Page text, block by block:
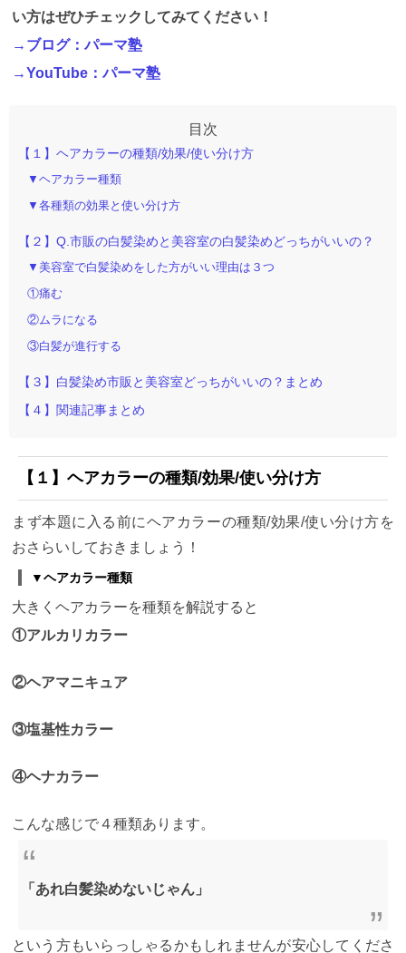
い方はぜひチェックしてみてください！
→ブログ：パーマ塾
→YouTube：パーマ塾
【１】ヘアカラーの種類/効果/使い分け方
▼ヘアカラー種類
▼各種類の効果と使い分け方
【２】Q.市販の白髪染めと美容室の白髪染めどっちがいいの？
▼美容室で白髪染めをした方がいい理由は３つ
①痛む
②ムラになる
③白髪が進行する
【３】白髪染め市販と美容室どっちがいいの？まとめ
【４】関連記事まとめ
【１】ヘアカラーの種類/効果/使い分け方
まず本題に入る前にヘアカラーの種類/効果/使い分け方を
おさらいしておきましょう！
▼ヘアカラー種類
大きくヘアカラーを種類を解説すると
①アルカリカラー
②ヘアマニキュア
③塩基性カラー
④ヘナカラー
こんな感じで４種類あります。
「あれ白髪染めないじゃん」
という方もいらっしゃるかもしれませんが安心してくださ